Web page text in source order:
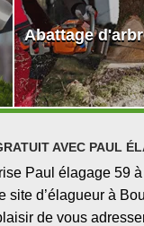
Abattage
AVEC PAUL
Paul élagage 59
d’élagueur à
de vous